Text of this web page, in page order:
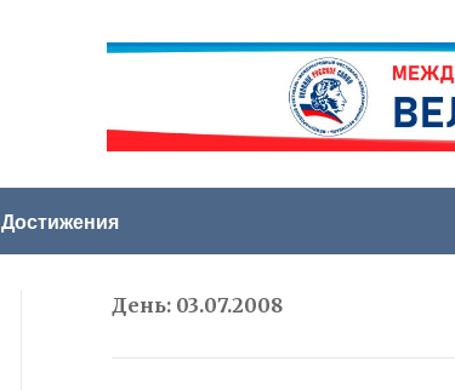
Достижения
День: 03.07.2008